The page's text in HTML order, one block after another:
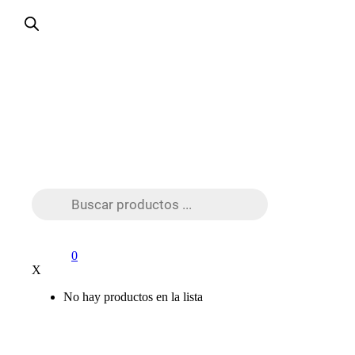
0
X
No hay productos en la lista